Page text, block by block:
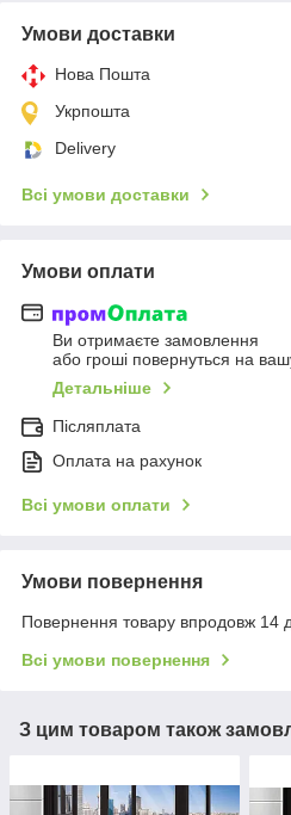
Умови доставки
Нова Пошта
Укрпошта
Delivery
Всі умови доставки
Умови оплати
Ви отримаєте замовлення
або гроші повернуться на
Детальніше
Післяплата
Оплата на рахунок
Всі умови оплати
Умови повернення
Повернення товару впродовж 14
Всі умови повернення
З цим товаром також